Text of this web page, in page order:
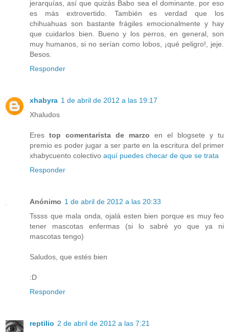
jerarquías, así que quizás Babo sea el dominante. por eso
es más extrovertido. También es verdad que los
chihuahuas son bastante frágiles emocionalmente y hay
que cuidarlos bien. Bueno y los perros, en general, son
muy humanos, si no serían como lobos, ¡qué peligro!, jeje.
Besos.
Responder
xhabyra 1 de abril de 2012 a las 19:17
Xhaludos
Eres top comentarista de marzo en el blogsete y tu
premio es poder jugar a ser parte en la escritura del primer
xhabycuento colectivo aquí puedes checar de que se trata
Responder
Anónimo 1 de abril de 2012 a las 20:33
Tssss que mala onda, ojalá esten bien porque es muy feo
tener mascotas enfermas (si lo sabré yo que ya ni
mascotas tengo)
Saludos, que estés bien
:D
Responder
reptilio 2 de abril de 2012 a las 7:21